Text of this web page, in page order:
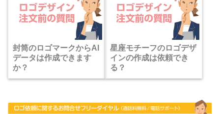
封筒のロゴマークからAI
データは作成できます
か？
星座モチーフのロゴデザ
インの作成は依頼でき
る？